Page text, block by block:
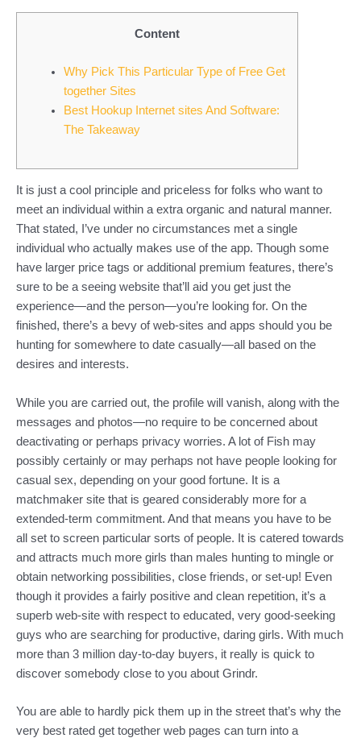
Content
Why Pick This Particular Type of Free Get
together Sites
Best Hookup Internet sites And Software:
The Takeaway
It is just a cool principle and priceless for folks who want to
meet an individual within a extra organic and natural manner.
That stated, I’ve under no circumstances met a single
individual who actually makes use of the app. Though some
have larger price tags or additional premium features, there’s
sure to be a seeing website that’ll aid you get just the
experience—and the person—you’re looking for. On the
finished, there’s a bevy of web-sites and apps should you be
hunting for somewhere to date casually—all based on the
desires and interests.
While you are carried out, the profile will vanish, along with the
messages and photos—no require to be concerned about
deactivating or perhaps privacy worries. A lot of Fish may
possibly certainly or may perhaps not have people looking for
casual sex, depending on your good fortune. It is a
matchmaker site that is geared considerably more for a
extended-term commitment. And that means you have to be
all set to screen particular sorts of people. It is catered towards
and attracts much more girls than males hunting to mingle or
obtain networking possibilities, close friends, or set-up! Even
though it provides a fairly positive and clean repetition, it’s a
superb web-site with respect to educated, very good-seeking
guys who are searching for productive, daring girls. With much
more than 3 million day-to-day buyers, it really is quick to
discover somebody close to you about Grindr.
You are able to hardly pick them up in the street that’s why the
very best rated get together web pages can turn into a